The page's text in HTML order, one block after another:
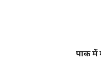
पाक में